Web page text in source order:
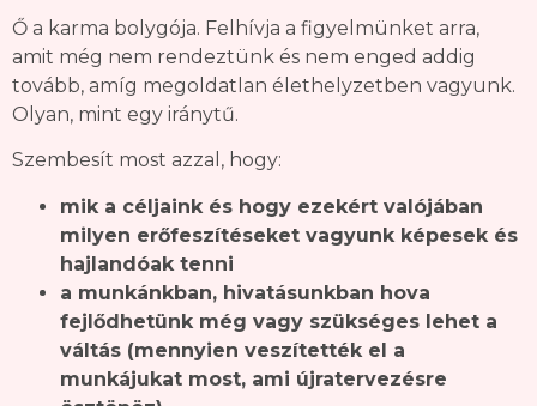
Ő a karma bolygója. Felhívja a figyelmünket arra,
amit még nem rendeztünk és nem enged addig
tovább, amíg megoldatlan élethelyzetben vagyunk.
Olyan, mint egy iránytű.
Szembesít most azzal, hogy:
mik a céljaink és hogy ezekért valójában
milyen erőfeszítéseket vagyunk képesek és
hajlandóak tenni
a munkánkban, hivatásunkban hova
fejlődhetünk még vagy szükséges lehet a
váltás (mennyien veszítették el a
munkájukat most, ami újratervezésre